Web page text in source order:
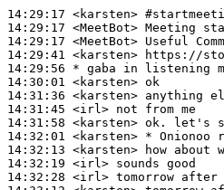
14:29:17 <karsten>
14:29:17 <MeetBot>
14:29:17 <MeetBot>
14:29:41 <karsten>
14:29:56 * gaba
in listening
14:30:01 <karsten>
14:31:36 <karsten>
14:31:45 <irl>
14:31:58 <karsten>
14:32:01 <karsten>
14:32:13 <karsten>
14:32:19 <irl>
14:32:28 <irl>